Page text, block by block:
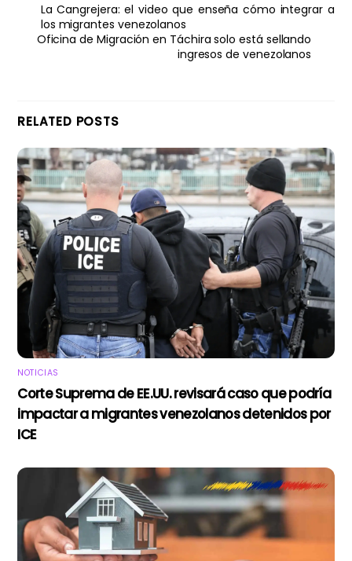
La Cangrejera: el video que enseña cómo integrar a
los migrantes venezolanos
Oficina de Migración en Táchira solo está sellando
ingresos de venezolanos
RELATED POSTS
NOTICIAS
Corte Suprema de EE.UU. revisará caso que podría
impactar a migrantes venezolanos detenidos por
ICE